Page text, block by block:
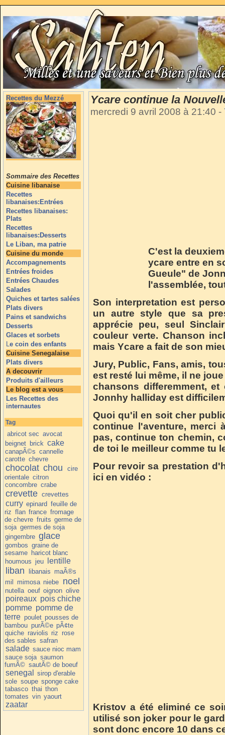
Recettes du Mezzé
Sommaire des Recettes
Cuisine libanaise
Recettes
libanaises:Entrées
Recettes libanaises:
Plats
Recettes
libanaises:Desserts
Le Liban, ma patrie
Cuisine du monde
Accompagnements
Entrées froides
Entrées Chaudes
Salades
Quiches et tartes salées
Plats divers
Pains et sandwichs
Desserts
Glaces et sorbets
Le coin des enfants
Cuisine Senegalaise
Plats divers
A decouvrir
Produits d'ailleurs
Le blog est a vous
Les Recettes des
internautes
Tag
abricot sec avocat
beignet brick cake
canapÃ©s cannelle
carotte chevre
chocolat chou
cire
orientale citron
concombre crabe
crevette crevettes
curry epinard feuille de
riz flan france fromage
de chevre fruits germe de
soja germes de soja
gingembre glace
gombos graine de
sesame haricot blanc
houmous jeu lentille
liban libanais maÃ®s
mil mimosa niebe noel
nutella oeuf oignon olive
poireaux pois chiche
pomme pomme de
terre poulet pousses de
bambou purÃ©e pÃ¢te
quiche raviolis riz rose
des sables safran
salade sauce nioc mam
sauce soja saumon
fumÃ© sautÃ© de boeuf
senegal
sirop d'erable
sole soupe sponge cake
tabasco thai thon
tomates vin yaourt
zaatar
Ycare continue la
mercredi 9 avril 2008 à 21:40 -
C'est la
ycare entre en
Gueule" de
l'assemblée,
Son interpretation est
un autre style que sa
apprécie peu, seul
couleur verte. Chanson
mais Ycare a fait de son
Jury, Public, Fans, amis,
est resté lui même, il ne
chansons differemment,
Jonnhy halliday est
Quoi qu'il en soit cher
continue l'aventure, merci
pas, continue ton chemin,
de toi le meilleur comme tu
Pour revoir sa prestation
ici en vidéo :
Kristov a été eliminé ce
utilisé son joker pour le
sont donc encore 10 dans